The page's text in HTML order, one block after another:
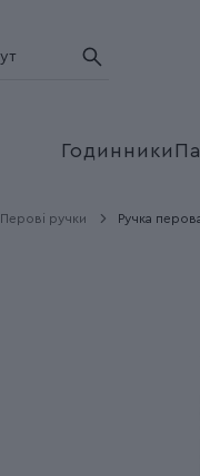
Годинники
Перові ручки Ручка